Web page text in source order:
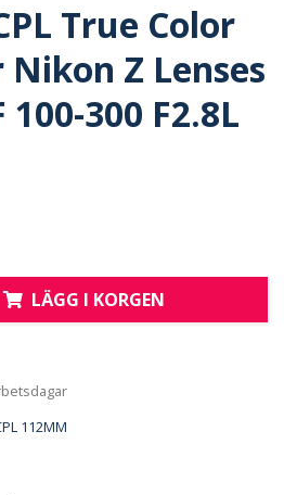
True Color
Z Lenses
100-300 F2.8L
LÄGG I KORGEN
112MM